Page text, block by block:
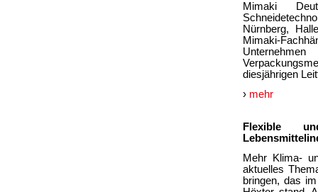
Mimaki
Nürnberg,
Mimaki-
diesjährigen
› mehr
Flexible
Mehr Klima-
aktuelles
bringen, das